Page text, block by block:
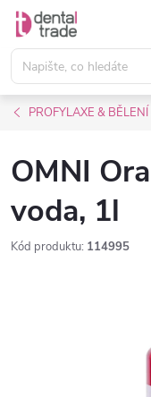
Přejít
obsah
PROFYLAXE &
OMNI
voda, 1l
Kód produktu: 114995